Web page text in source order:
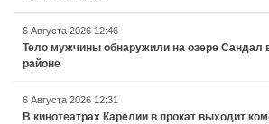
6 Августа 2026 12:46
Тело мужчины обнаружили на озере Сандал
районе
6 Августа 2026 12:31
В кинотеатрах Карелии в прокат выходит